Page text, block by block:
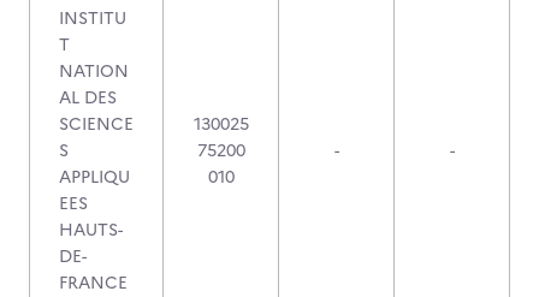
INSTITU
T
NATION
AL DES
SCIENCE
S
APPLIQU
EES
HAUTS-
DE-
FRANCE
130025
75200
010
- -